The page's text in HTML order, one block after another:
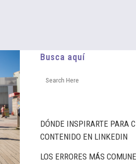
Busca aquí
DÓNDE INSPIRARTE PARA
CONTENIDO EN LINKEDIN
LOS ERRORES MÁS